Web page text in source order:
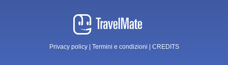
Privacy policy| Termini e condizioni CREDITS